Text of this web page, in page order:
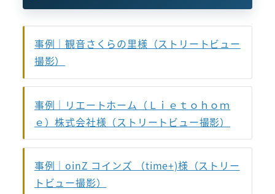
事例｜観音さくらの里様（ストリートビュー
撮影）
事例｜リエートホーム（Ｌｉｅｔｏｈｏｍ
ｅ）株式会社様（ストリートビュー撮影）
事例｜oinZ コインズ （time+)様（ストリー
トビュー撮影）